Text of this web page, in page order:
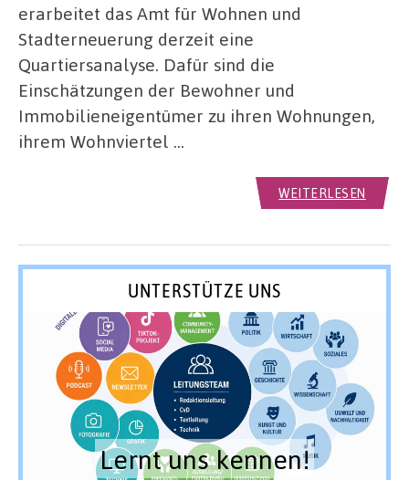
erarbeitet das Amt für Wohnen und
Stadterneuerung derzeit eine
Quartiersanalyse. Dafür sind die
Einschätzungen der Bewohner und
Immobilieneigentümer zu ihren Wohnungen,
ihrem Wohnviertel …
WEITERLESEN
UNTERSTÜTZE UNS
Lernt uns kennen!